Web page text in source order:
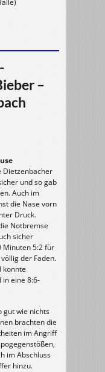
–
Dietzenbacher
und so gab
Auch im
die Nase vorn
Druck.
Notbremse
sicher
Minuten 5:2 für
der Faden.
konnte
in eine 8:6-
gut wie nichts
brachten die
im Angriff
im Abschluss
hinzu.